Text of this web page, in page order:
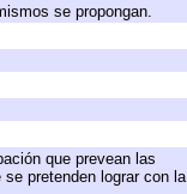
se propongan.
que prevean las
pretenden lograr con la